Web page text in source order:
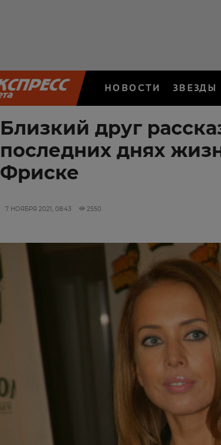
НОВОСТИ ЗВЕЗДЫ
Близкий друг
последних днях
Фриске
7 НОЯБРЯ 2021, 08:43 2550